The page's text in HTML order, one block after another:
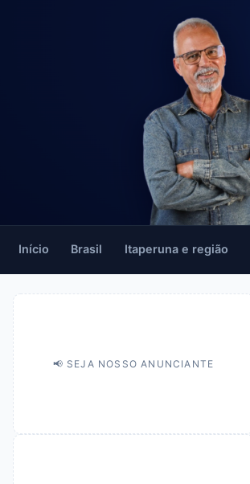
Início Brasil Itaperuna e região
📢 SEJA NOSSO ANUNCIANTE